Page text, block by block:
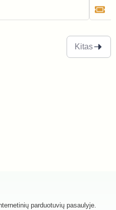
Kitas
parduotuvių pasaulyje.